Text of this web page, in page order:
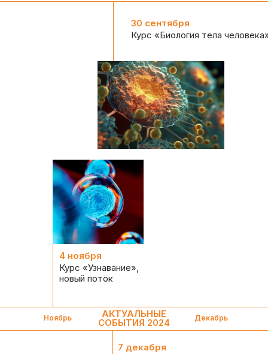
30 сентября
Курс «Биология тела
АКТУАЛЬНЫЕ
СОБЫТИЯ 2024
Ноябрь Декабрь
Курс «Узнавание»,
новый поток
4 ноября
7 декабря